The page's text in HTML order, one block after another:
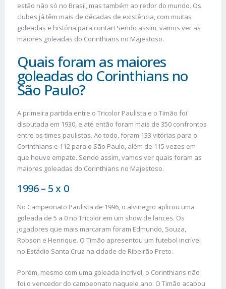
estão não só no Brasil, mas também ao redor do mundo. Os
clubes já têm mais de décadas de existência, com muitas
goleadas e história para contar! Sendo assim, vamos ver as
maiores goleadas do Corinthians no Majestoso.
Quais foram as maiores
goleadas do Corinthians no
São Paulo?
A primeira partida entre o Tricolor Paulista e o Timão foi
disputada em 1930, e até então foram mais de 350 confrontos
entre os times paulistas. Ao todo, foram 133 vitórias para o
Corinthians e 112 para o São Paulo, além de 115 vezes em
que houve empate. Sendo assim, vamos ver quais foram as
maiores goleadas do Corinthians no Majestoso.
1996 – 5 x 0
No Campeonato Paulista de 1996, o alvinegro aplicou uma
goleada de 5 a 0 no Tricolor em um show de lances. Os
jogadores que mais marcaram foram Edmundo, Souza,
Robson e Henrique. O Timão apresentou um futebol incrível
no Estádio Santa Cruz na cidade de Ribeirão Preto.
Porém, mesmo com uma goleada incrível, o Corinthians não
foi o vencedor do campeonato naquele ano. O Timão acabou